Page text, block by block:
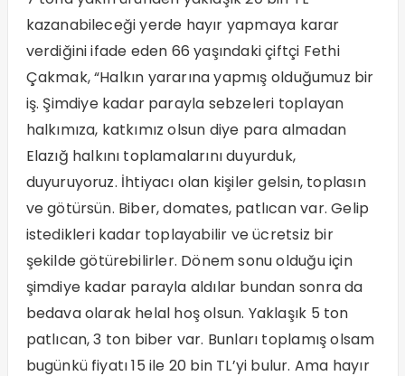
kazanabileceği yerde hayır yapmaya karar
verdiğini ifade eden 66 yaşındaki çiftçi Fethi
Çakmak, “Halkın yararına yapmış olduğumuz bir
iş. Şimdiye kadar parayla sebzeleri toplayan
halkımıza, katkımız olsun diye para almadan
Elazığ halkını toplamalarını duyurduk,
duyuruyoruz. İhtiyacı olan kişiler gelsin, toplasın
ve götürsün. Biber, domates, patlıcan var. Gelip
istedikleri kadar toplayabilir ve ücretsiz bir
şekilde götürebilirler. Dönem sonu olduğu için
şimdiye kadar parayla aldılar bundan sonra da
bedava olarak helal hoş olsun. Yaklaşık 5 ton
patlıcan, 3 ton biber var. Bunları toplamış olsam
bugünkü fiyatı 15 ile 20 bin TL’yi bulur. Ama hayır